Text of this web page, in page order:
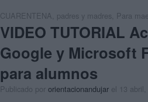
CUARENTENA padres y madres Para
VIDEO TUTORIAL
Google y Microsoft
para alumnos
Publicado por orientacionandujar el 13 abril,